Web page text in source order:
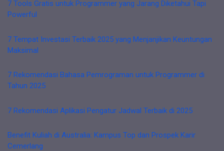
7 Tools Gratis untuk Programmer yang Jarang Diketahui Tapi
Powerful
7 Tempat Investasi Terbaik 2025 yang Menjanjikan Keuntungan
Maksimal
7 Rekomendasi Bahasa Pemrograman untuk Programmer di
Tahun 2025
7 Rekomendasi Aplikasi Pengatur Jadwal Terbaik di 2025
Benefit Kuliah di Australia: Kampus Top dan Prospek Karir
Cemerlang